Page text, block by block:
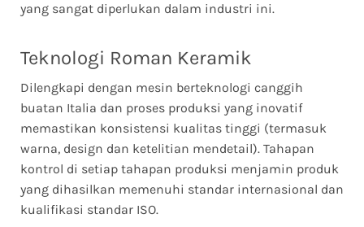
yang sangat diperlukan dalam industri ini.
Teknologi Roman Keramik
Dilengkapi dengan mesin berteknologi canggih
buatan Italia dan proses produksi yang inovatif
memastikan konsistensi kualitas tinggi (termasuk
warna, design dan ketelitian mendetail). Tahapan
kontrol di setiap tahapan produksi menjamin produk
yang dihasilkan memenuhi standar internasional dan
kualifikasi standar ISO.